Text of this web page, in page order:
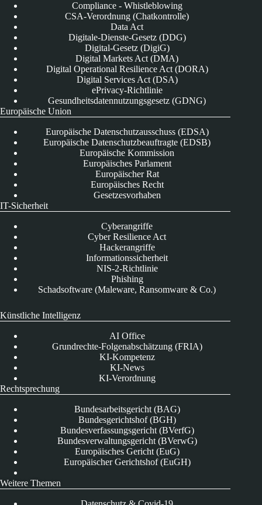
Compliance - Whistleblowing
CSA-Verordnung (Chatkontrolle)
Data Act
Digitale-Dienste-Gesetz (DDG)
Digital-Gesetz (DigiG)
Digital Markets Act (DMA)
Digital Operational Resilience Act (DORA)
Digital Services Act (DSA)
ePrivacy-Richtlinie
Gesundheitsdatennutzungsgesetz (GDNG)
Europäische Union
Europäische Datenschutzausschuss (EDSA)
Europäische Datenschutzbeauftragte (EDSB)
Europäische Kommission
Europäisches Parlament
Europäischer Rat
Europäisches Recht
Gesetzesvorhaben
IT-Sicherheit
Cyberangriffe
Cyber Resilience Act
Hackerangriffe
Informationssicherheit
NIS-2-Richtlinie
Phishing
Schadsoftware (Maleware, Ransomware & Co.)
Künstliche Intelligenz
AI Office
Grundrechte-Folgenabschätzung (FRIA)
KI-Kompetenz
KI-News
KI-Verordnung
Rechtsprechung
Bundesarbeitsgericht (BAG)
Bundesgerichtshof (BGH)
Bundesverfassungsgericht (BVerfG)
Bundesverwaltungsgericht (BVerwG)
Europäisches Gericht (EuG)
Europäischer Gerichtshof (EuGH)
Weitere Themen